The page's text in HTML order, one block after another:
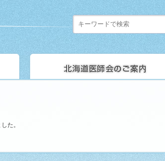
た。